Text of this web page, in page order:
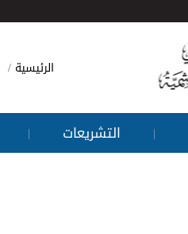
الرئيسية
| التشريعات |